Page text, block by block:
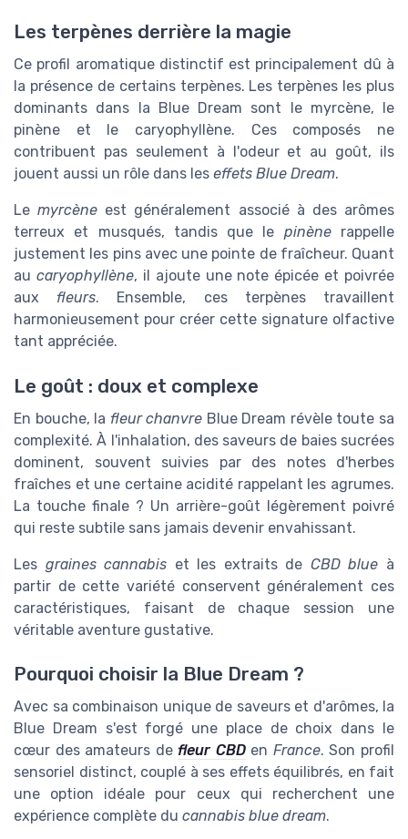
Les terpènes derrière la magie
Ce profil aromatique distinctif est principalement dû à
la présence de certains terpènes. Les terpènes les plus
dominants dans la Blue Dream sont le myrcène, le
pinène et le caryophyllène. Ces composés ne
contribuent pas seulement à l'odeur et au goût, ils
jouent aussi un rôle dans les effets Blue Dream.
Lemyrcène est généralement associé à des arômes
terreux et musqués, tandis que le pinènerappelle
justement les pins avec une pointe de fraîcheur. Quant
au caryophyllène, il ajoute une note épicée et poivrée
aux fleurs. Ensemble, ces terpènes travaillent
harmonieusement pour créer cette signature olfactive
tant appréciée.
Le goût : doux et complexe
En bouche, la fleur chanvre Blue Dream révèle toute sa
complexité. À l'inhalation, des saveurs de baies sucrées
dominent, souvent suivies par des notes d'herbes
fraîches et une certaine acidité rappelant les agrumes.
La touche finale ? Un arrière-goût légèrement poivré
qui reste subtile sans jamais devenir envahissant.
Les graines cannabis et les extraits de CBD blue à
partir de cette variété conservent généralement ces
caractéristiques, faisant de chaque session une
véritable aventure gustative.
Pourquoi choisir la Blue Dream ?
Avec sa combinaison unique de saveurs et d'arômes, la
Blue Dream s'est forgé une place de choix dans le
cœur des amateurs defleur CBDen France. Son profil
sensoriel distinct, couplé à ses effets équilibrés, en fait
une option idéale pour ceux qui recherchent une
expérience complète du cannabis blue dream.